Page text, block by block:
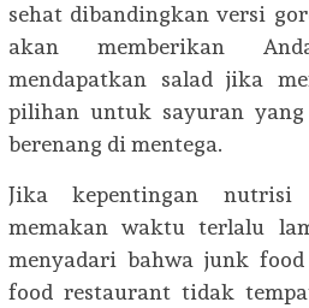
sehat dibandingkan versi
akan memberikan
mendapatkan salad jika
pilihan untuk sayuran
berenang di mentega.
Jika kepentingan
memakan waktu terlalu
menyadari bahwa junk
food restaurant tidak